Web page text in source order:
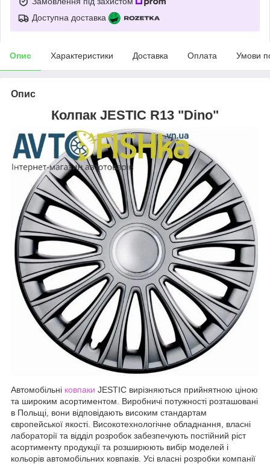
Доступна доставка
Опис Характеристики Доставка Оплата Умови
Опис
Колпак JESTIC R13 "Dino"
Автомобільні ковпаки JESTIC вирізняються прийнятною ціною
та широким асортиментом. Виробничі потужності розташовані
в Польщі, вони відповідають високим стандартам
європейської якості. Високотехнологічне обладнання, власні
лабораторії та відділ розробок забезпечують постійний ріст
асортименту продукції та розширюють вибір моделей і
кольорів автомобільних ковпаків. Усі власні розробки компанії